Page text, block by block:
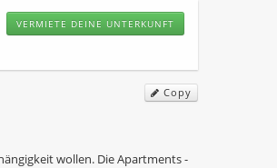
VERMIETE DEINE UNTERKUNFT
Copy
wollen. Die Apartments -